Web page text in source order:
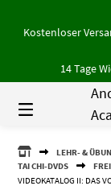
Inhalt
Kostenloser
14 Tage
ANDREW
DABIOCH
·
LEHR- &
TAI CHI-DVDS
VIDEOKATALOG II: DAS